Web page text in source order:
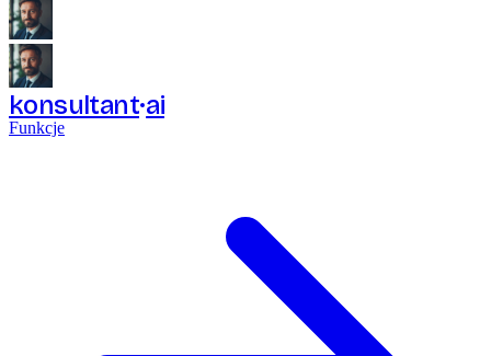
konsultant ai
Funkcje